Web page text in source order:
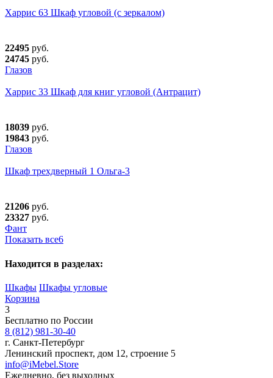
Харрис 63 Шкаф угловой (с зеркалом)
22495 руб.
24745 руб.
Глазов
Харрис 33 Шкаф для книг угловой (Антрацит)
18039 руб.
19843 руб.
Глазов
Шкаф трехдверный 1 Ольга-3
21206 руб.
23327 руб.
Фант
Показать все6
Находится в разделах:
Шкафы Шкафы угловые
Корзина
3
Бесплатно по России
8 (812) 981-30-40
г. Санкт-Петербург
Ленинский проспект, дом 12, строение 5
info@iMebel.Store
Ежедневно, без выходных